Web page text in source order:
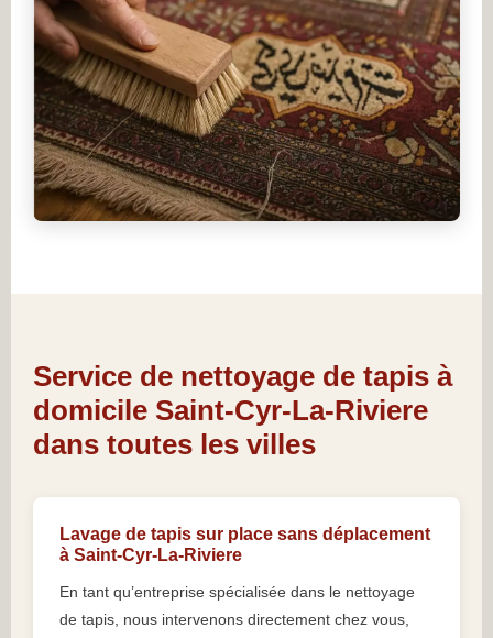
Service de nettoyage de tapis à
domicile Saint-Cyr-La-Riviere
dans toutes les villes
Lavage de tapis sur place sans déplacement
à Saint-Cyr-La-Riviere
En tant qu’entreprise spécialisée dans le nettoyage
de tapis, nous intervenons directement chez vous,